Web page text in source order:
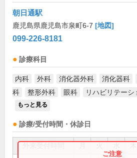
朝日通駅
鹿児島県鹿児島市泉町6-7 [地図]
099-226-8181
診療科目
内科 外科 消化器外科 消化器科
科
整形外科 眼科 リハビリテーシ
もっと見る
診療/受付時間・休診日